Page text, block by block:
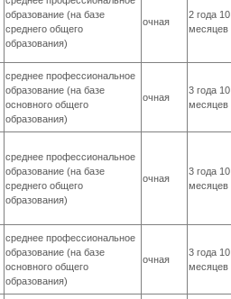
образование (на базе
среднего общего
образования)
очная
2 года 10
месяцев
среднее профессиональное
образование (на базе
основного общего
образования)
очная
3 года 10
месяцев
среднее профессиональное
образование (на базе
среднего общего
образования)
очная
3 года 10
месяцев
среднее профессиональное
образование (на базе
основного общего
образования)
очная
3 года 10
месяцев